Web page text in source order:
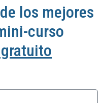
los mejores
curso